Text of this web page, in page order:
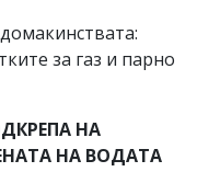
за газ и парно
НА
НА ВОДАТА